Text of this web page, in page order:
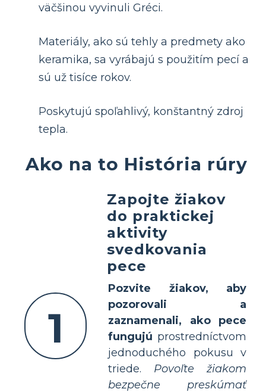
väčšinou vyvinuli Gréci.
Materiály, ako sú tehly a predmety ako
keramika, sa vyrábajú s použitím pecí a
sú už tisíce rokov.
Poskytujú spoľahlivý, konštantný zdroj
tepla.
Ako na to História rúry
1
Zapojte žiakov
do praktickej
aktivity
svedkovania
pece
Pozvite žiakov, aby
pozorovali a
zaznamenali, ako pece
fungujú prostredníctvom
jednoduchého pokusu v
triede. Povoľte žiakom
bezpečne preskúmať